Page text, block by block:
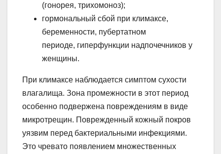
(гонорея, трихомоноз);
гормональный сбой при климаксе,
беременности, пубертатном
периоде, гиперфункции надпочечников у
женщины.
При климаксе наблюдается симптом сухости
влагалища. Зона промежности в этот период
особенно подвержена повреждениям в виде
микротрещин. Поврежденный кожный покров
уязвим перед бактериальными инфекциями.
Это чревато появлением множественных